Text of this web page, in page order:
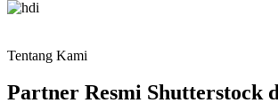
Tentang Kami
Partner Resmi Shutterstock